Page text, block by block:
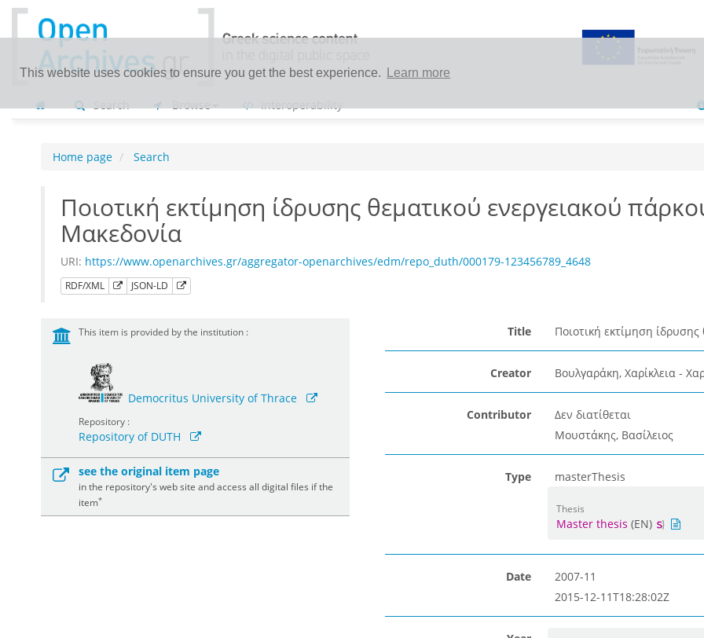
This website uses cookies to ensure you get the best experience. Learn more
Search Browse Interoperability
Home page Search
Ποιοτική εκτίμηση ίδρυσης θεματικού ενεργειακού
Μακεδονία
URI: https://www.openarchives.gr/aggregator-openarchives/edm/repo_duth/000179-123456789_4648
RDF/XML JSON-LD
This item is provided by the institution :
Democritus University of Thrace
Repository :
Repository of DUTH
see the original item page
in the repository's web site and access all digital files if the
item*
Title Ποιοτική εκτίμηση
Creator Βουλγαράκη, Χαρίκλεια -
Contributor
Δεν διατίθεται
Μουστάκης, Βασίλειος
Type masterThesis
Thesis
Master thesis (EN)
Date
2007-11
2015-12-11T18:28:02Z